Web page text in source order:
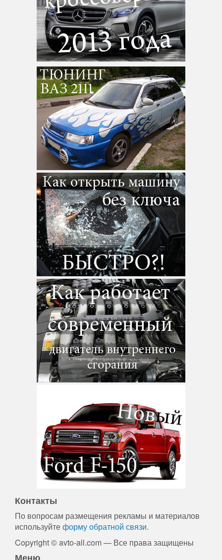
Контакты
По вопросам размещения рекламы и материалов
используйтеформу обратной связи.
Copyright © avto-all.com — Все права защищены
Меню